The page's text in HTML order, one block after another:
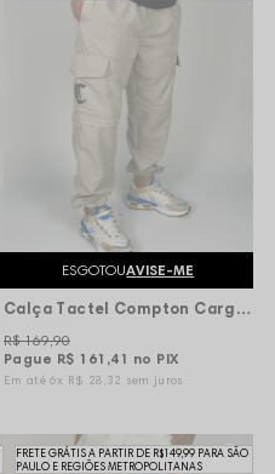
ESGOTOUAVISE-ME
Calça Tactel Compton Cargo Vira Bermuda - Creme
Pague R$ 161,41 no PIX
R$ 169,90
6x R$ 28,32 sem juros
FRETE GRÁTIS A PARTIR DE R$149,99 PARA SÃO
PAULO E REGIÕES METROPOLITANAS